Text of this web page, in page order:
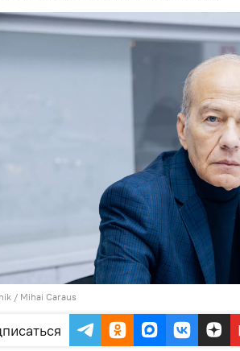
/ Mihai Caraus